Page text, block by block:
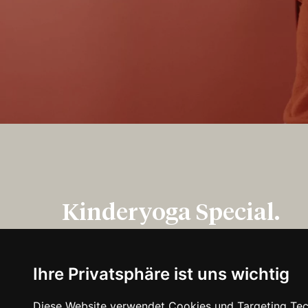
Ihre Privatsphäre ist uns wichtig
Kinderyoga Special.